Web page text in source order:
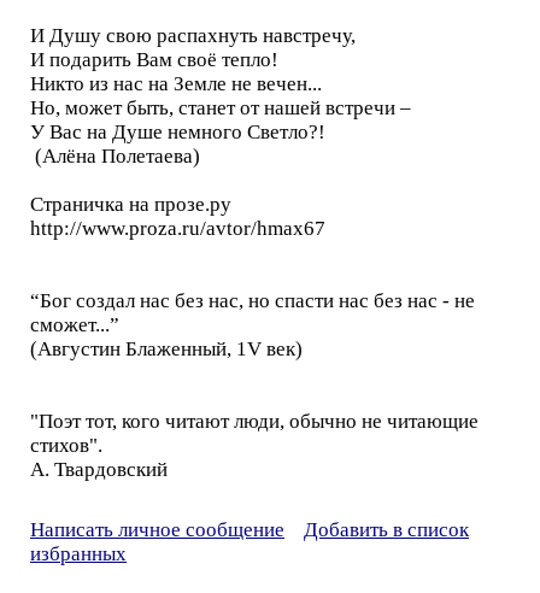
И Душу свою распахнуть навстречу,
И подарить Вам своё тепло!
Никто из нас на Земле не вечен...
Но, может быть, станет от нашей встречи –
У Вас на Душе немного Светло?!
(Алёна Полетаева)
Страничка на прозе.ру
http://www.proza.ru/avtor/hmax67
“Бог создал нас без нас, но спасти нас без нас - не
сможет...”
(Августин Блаженный, 1V век)
"Поэт тот, кого читают люди, обычно не читающие
стихов".
А. Твардовский
Написать личное сообщение
Добавить в список
избранных